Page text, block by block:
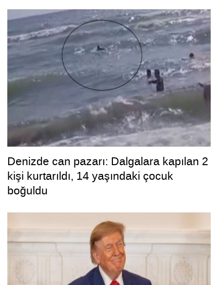
Denizde can pazarı: Dalgalara kapılan 2
kişi kurtarıldı, 14 yaşındaki çocuk
boğuldu